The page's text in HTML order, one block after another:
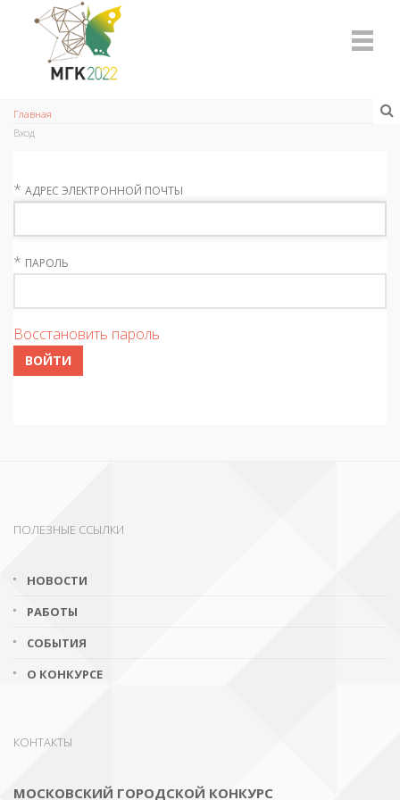
Главная
Вход
* АДРЕС ЭЛЕКТРОННОЙ ПОЧТЫ
* ПАРОЛЬ
Восстановить пароль
ВОЙТИ
ПОЛЕЗНЫЕ ССЫЛКИ
НОВОСТИ
РАБОТЫ
СОБЫТИЯ
О КОНКУРСЕ
КОНТАКТЫ
МОСКОВСКИЙ ГОРОДСКОЙ КОНКУРС